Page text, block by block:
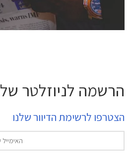
לחץ לפרטים
הרשמה לניוזלטר של ChiPortal
הצטרפו לרשימת הדיוור שלנו